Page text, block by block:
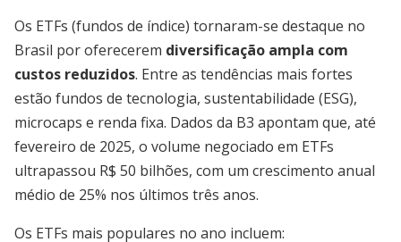
Os ETFs (fundos de índice) tornaram-se destaque no
Brasil por oferecerem diversificação ampla com
custos reduzidos. Entre as tendências mais fortes
estão fundos de tecnologia, sustentabilidade (ESG),
microcaps e renda fixa. Dados da B3 apontam que, até
fevereiro de 2025, o volume negociado em ETFs
ultrapassou R$ 50 bilhões, com um crescimento anual
médio de 25% nos últimos três anos.
Os ETFs mais populares no ano incluem: